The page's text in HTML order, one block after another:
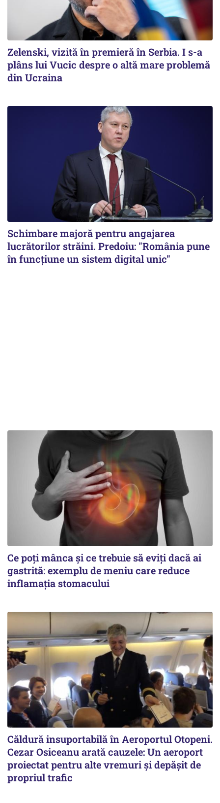
Zelenski, vizită în premieră în Serbia. I s-a
plâns lui Vucic despre o altă mare problemă
din Ucraina
Schimbare majoră pentru angajarea
lucrătorilor străini. Predoiu: "România pune
în funcțiune un sistem digital unic"
Ce poți mânca și ce trebuie să eviți dacă ai
gastrită: exemplu de meniu care reduce
inflamația stomacului
Căldură insuportabilă în Aeroportul Otopeni.
Cezar Osiceanu arată cauzele: Un aeroport
proiectat pentru alte vremuri și depășit de
propriul trafic